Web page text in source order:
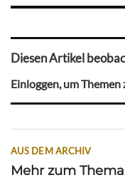
Diesen Artikel
Einloggen, um
AUS DEM ARCHIV
Mehr zum Thema